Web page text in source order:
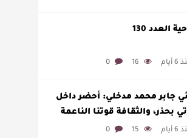
العدد 130
أيام 16
0
جابر محمد مدخلي: أحضر داخل
بحذر، والثقافة قوتنا الناعمة
العالم.
أيام 15
0